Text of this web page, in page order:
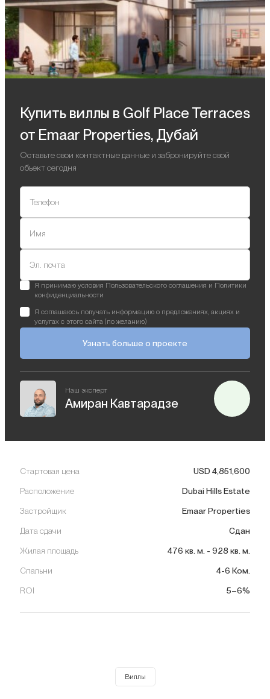
Купить виллы в Golf Place Terraces
от Emaar Properties, Дубай
Оставьте свои контактные данные и забронируйте свой
объект сегодня
Телефон
Имя
Эл. почта
Я принимаю условия Пользовательского соглашения и Политики
конфиденциальности
Я соглашаюсь получать информацию о предложениях, акциях и
услугах с этого сайта (по желанию)
Узнать больше о проекте
Наш эксперт
Амиран Кавтарадзе
Стартовая цена USD 4,851,600
Расположение Dubai Hills Estate
Застройщик Emaar Properties
Дата сдачи Сдан
Жилая площадь 476 кв. м. - 928 кв. м.
Спальни 4-6 Ком.
ROI 5–6%
Виллы